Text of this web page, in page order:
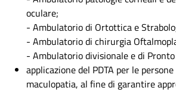
oculare;
- Ambulatorio di Ortottica e
- Ambulatorio di chirurgia
- Ambulatorio divisionale e di
applicazione del PDTA per le
maculopatia, al fine di garantire